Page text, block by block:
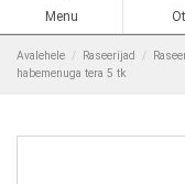
Menu
Avalehele Raseerijad
habemenuga tera 5 tk